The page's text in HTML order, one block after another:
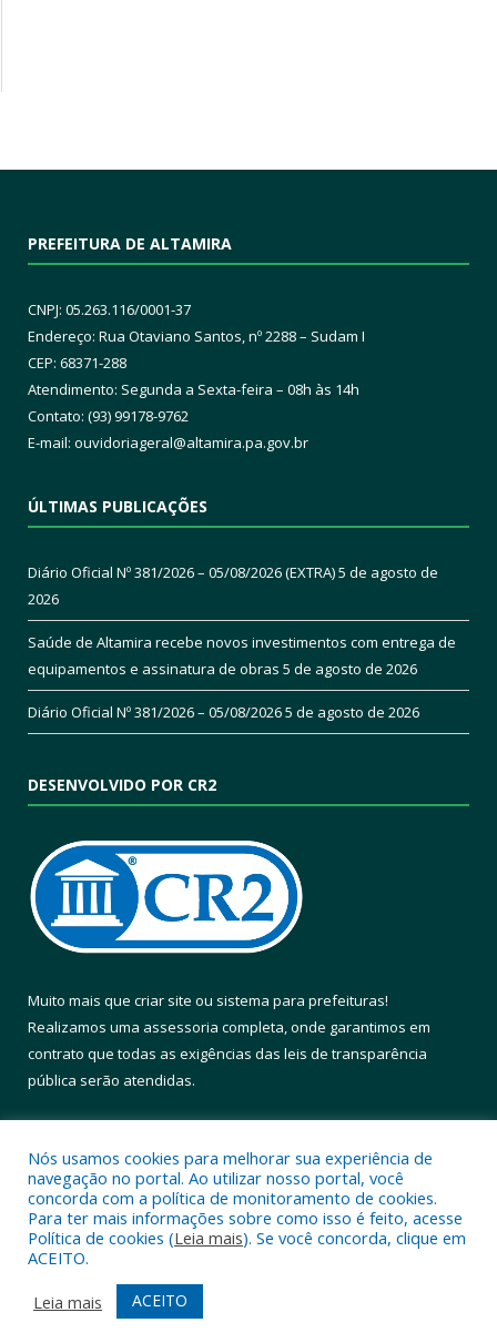
PREFEITURA DE ALTAMIRA
CNPJ: 05.263.116/0001-37
Endereço: Rua Otaviano Santos, nº 2288 – Sudam I
CEP: 68371-288
Atendimento: Segunda a Sexta-feira – 08h às 14h
Contato: (93) 99178-9762
E-mail: ouvidoriageral@altamira.pa.gov.br
ÚLTIMAS PUBLICAÇÕES
Diário Oficial Nº 381/2026 – 05/08/2026 (EXTRA)5 de agosto de
2026
Saúde de Altamira recebe novos investimentos com entrega de
equipamentos e assinatura de obras 5 de agosto de 2026
Diário Oficial Nº 381/2026 – 05/08/20265 de agosto de 2026
DESENVOLVIDO POR CR2
Muito mais que criar site ou sistema para prefeituras!
Realizamos uma assessoria completa, onde garantimos em
contrato que todas as exigências das leis de transparência
pública serão atendidas.
Todos os direitos reservados a Prefeitura Municipal de Altamira.
Mapa do Site
Acessar Área Administrativa
Acessar Webmail
Nós usamos cookies para melhorar sua experiência de
navegação no portal. Ao utilizar nosso portal, você
concorda com a política de monitoramento de cookies.
Para ter mais informações sobre como isso é feito, acesse
Política de cookies (Leia mais). Se você concorda, clique em
ACEITO.
Leia mais
ACEITO